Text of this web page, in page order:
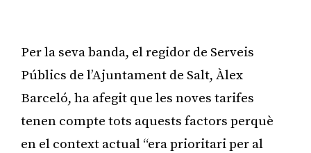
Per la seva banda, el regidor de Serveis
Públics de l’Ajuntament de Salt, Àlex
Barceló, ha afegit que les noves tarifes
tenen compte tots aquests factors perquè
en el context actual “era prioritari per al